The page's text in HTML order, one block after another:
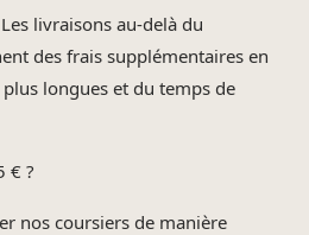
livraisons au-delà du
des frais supplémentaires en
longues et du temps de
€ ?
nos coursiers de manière